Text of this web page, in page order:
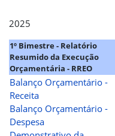
2025
1º Bimestre - Relatório
Resumido da Execução
Orçamentária - RREO
Balanço Orçamentário -
Receita
Balanço Orçamentário -
Despesa